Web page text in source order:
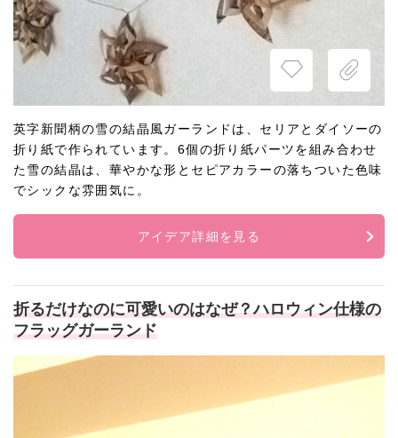
英字新聞柄の雪の結晶風ガーランドは、セリアとダイソーの
折り紙で作られています。6個の折り紙パーツを組み合わせ
た雪の結晶は、華やかな形とセピアカラーの落ちついた色味
でシックな雰囲気に。
アイデア詳細を見る
折るだけなのに可愛いのはなぜ？ハロウィン仕様の
フラッグガーランド